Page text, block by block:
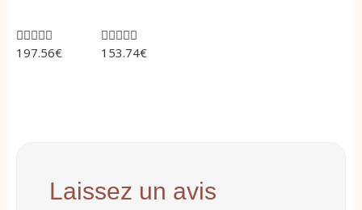

197.56€

153.74€
Laissez un avis